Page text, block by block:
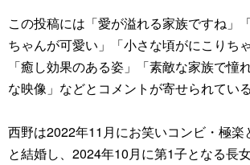
この投稿には「愛が溢れる家族ですね」
ちゃんが可愛い」「小さな頃がにこりち
「癒し効果のある姿」「素敵な家族で憧
な映像」などとコメントが寄せられている
西野は2022年11月にお笑いコンビ・極楽
と結婚し、2024年10月に第1子となる長